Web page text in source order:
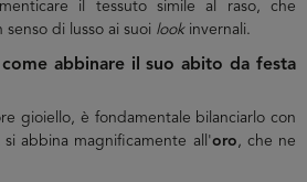
il tessuto simile al raso, che
di lusso ai suoi lookinvernali.
abbinare il suo abito da festa
gioiello, è fondamentale bilanciarlo con
abbina magnificamente all'oro, che ne